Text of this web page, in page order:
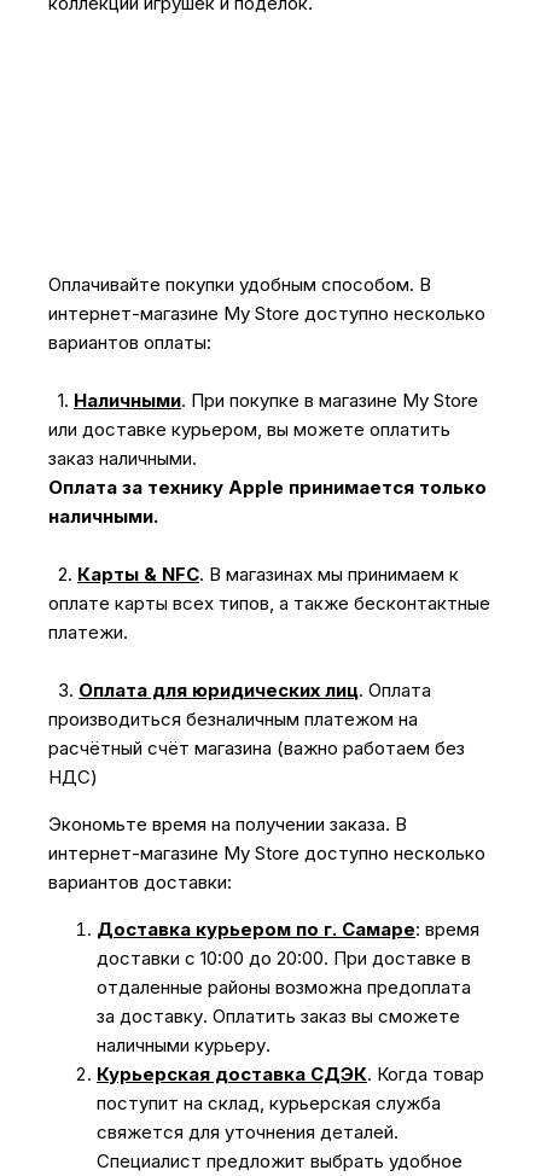
Оплачивайте покупки удобным способом. В
интернет-магазине My Store доступно несколько
вариантов оплаты:
1. Наличными. При покупке в магазине My Store
или доставке курьером, вы можете оплатить
заказ наличными.
Оплата за технику Apple принимается только
наличными.
2. Карты & NFC. В магазинах мы принимаем к
оплате карты всех типов, а также бесконтактные
платежи.
3. Оплата для юридических лиц. Оплата
производиться безналичным платежом на
расчётный счёт магазина (важно работаем без
НДС)
Экономьте время на получении заказа. В
интернет-магазине My Store доступно несколько
вариантов доставки:
Доставка курьером по г. Самаре: время
доставки с 10:00 до 20:00. При доставке в
отдаленные районы возможна предоплата
за доставку. Оплатить заказ вы сможете
наличными курьеру.
Курьерская доставка СДЭК. Когда товар
поступит на склад, курьерская служба
свяжется для уточнения деталей.
Специалист предложит выбрать удобное